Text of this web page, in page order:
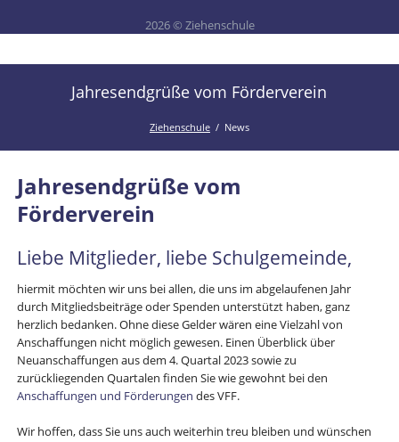
Brett
Ziehenschule
2026 © Ziehenschule
Jahresendgrüße vom Förderverein
Ziehenschule News
Jahresendgrüße vom
Förderverein
Liebe Mitglieder, liebe Schulgemeinde,
hiermit möchten wir uns bei allen, die uns im abgelaufenen Jahr
durch Mitgliedsbeiträge oder Spenden unterstützt haben, ganz
herzlich bedanken. Ohne diese Gelder wären eine Vielzahl von
Anschaffungen nicht möglich gewesen. Einen Überblick über
Neuanschaffungen aus dem 4. Quartal 2023 sowie zu
zurückliegenden Quartalen finden Sie wie gewohnt bei den
Anschaffungen und Förderungen des VFF.
Wir hoffen, dass Sie uns auch weiterhin treu bleiben und wünschen